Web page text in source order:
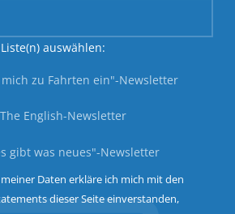
Liste(n) auswählen:
zu Fahrten ein"-Newsletter
The English-Newsletter
gibt was neues"-Newsletter
Daten erkläre ich mich mit den
dieser Seite einverstanden,